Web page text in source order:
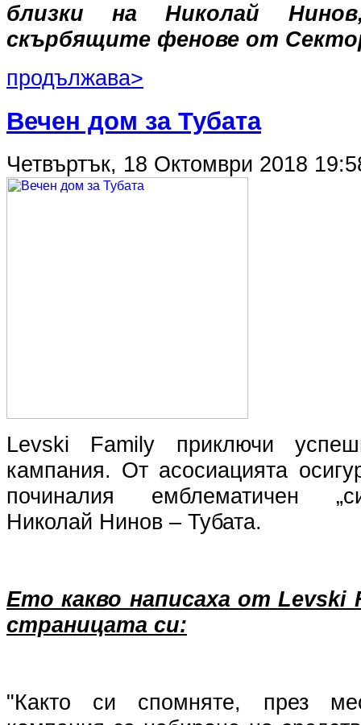
близки на Николай
скърбящите фенове от
продължава>
Вечен дом за Тубата
Четвъртък, 18 Октомври 2018
Levski Family приключи
кампания. От асосиацията
починалия емблематичен
Николай Нинов – Тубата.
Ето какво написаха от Levski
страницата си:
"Както си спомняте, през